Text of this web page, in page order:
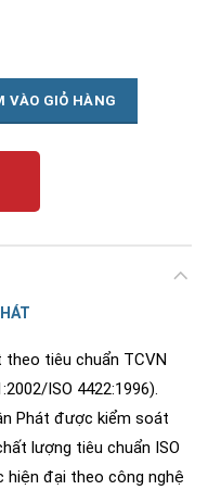
VÀO GIỎ HÀNG
theo tiêu chuẩn TCVN
ISO 4422:1996).
Phát được kiểm soát
lượng tiêu chuẩn ISO
hiện đại theo công nghệ